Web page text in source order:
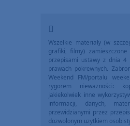
Wszelkie materiały (w
grafiki, filmy)
przepisami ustawy z dnia
prawach pokrewnych.
Weekend FM/portalu
rygorem nieważności:
jakiekolwiek inne
informacji, danych,
przewidzianymi przez
dozwolonym użytkiem